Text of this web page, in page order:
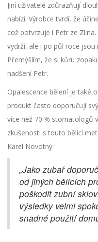
Jiní uživatelé zdůrazňují
nabízí. Výrobce tvrdí, že
což potvrzuje i Petr ze
vydrží, ale i po půl roce jsou
Přemýšlím, že si kůru
nadšení Petr.
Opalescence bělení je také
produkt často doporučují
více než 70 % stomatologů
zkušenosti s touto bělící
Karel Novotný:
„Jako zubař
od jiných bělících
poškodit zubní
výsledky velmi
snadné použití